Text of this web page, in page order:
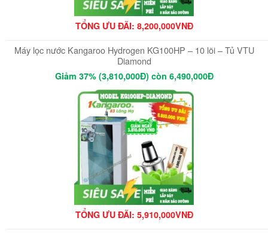
TỔNG ƯU ĐÃI: 8,200,000VNĐ
Máy lọc nước Kangaroo Hydrogen KG100HP – 10 lõi – Tủ VTU
Diamond
Giảm 37% (3,810,000Đ) còn 6,490,000Đ
TỔNG ƯU ĐÃI: 5,910,000VNĐ